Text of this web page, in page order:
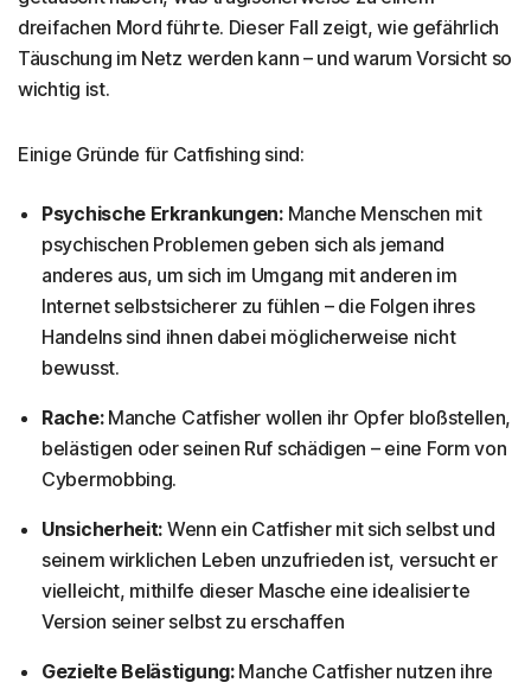
dreifachen Mord führte. Dieser Fall zeigt, wie gefährlich
Täuschung im Netz werden kann – und warum Vorsicht so
wichtig ist.
Einige Gründe für Catfishing sind:
Psychische Erkrankungen:Manche Menschen mit
psychischen Problemen geben sich als jemand
anderes aus, um sich im Umgang mit anderen im
Internet selbstsicherer zu fühlen – die Folgen ihres
Handelns sind ihnen dabei möglicherweise nicht
bewusst.
Rache:Manche Catfisher wollen ihr Opfer bloßstellen,
belästigen oder seinen Ruf schädigen – eine Form von
Cybermobbing.
Unsicherheit: Wenn ein Catfisher mit sich selbst und
seinem wirklichen Leben unzufrieden ist, versucht er
vielleicht, mithilfe dieser Masche eine idealisierte
Version seiner selbst zu erschaffen
Gezielte Belästigung:Manche Catfisher nutzen ihre